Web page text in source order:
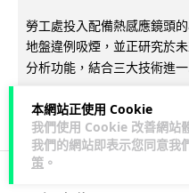
本網站正使用 Cookie
我們使用 Cookie 改善網站
我們的網站即表示您同意我
策 。
勞工處投入配備熱感應鏡頭
地盤違例吸煙，並正研究於
分析功能，結合三大技術進
246 57 ↗ 分享